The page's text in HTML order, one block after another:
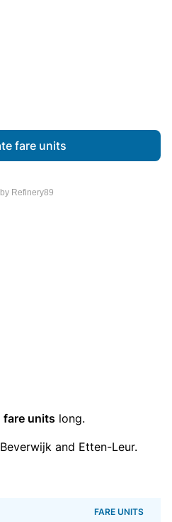
fare units
Refinery89
fare units long.
and Etten-Leur.
FARE UNITS